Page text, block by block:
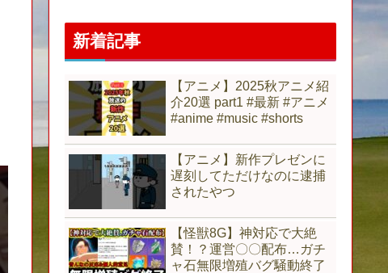
新着記事
【アニメ】2025秋アニメ紹
介20選 part1 #最新 #アニメ
#anime #music #shorts
【アニメ】新作プレゼンに
遅刻してただけなのに逮捕
されたやつ
【怪獣8G】神対応で大絶
賛！？運営〇〇配布…ガチ
ャ石無限増殖バグ騒動終了